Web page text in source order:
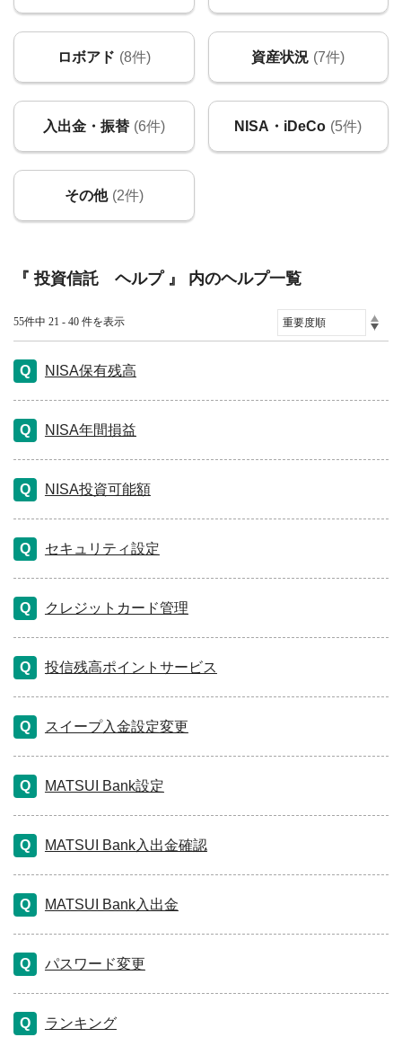
ロボアド (8件) 資産状況 (7件)
入出金・振替 (6件) NISA・iDeCo (5件)
その他 (2件)
『 投資信託 ヘルプ 』 内のヘルプ一覧
55件中 21 - 40 件を表示
NISA保有残高
NISA年間損益
NISA投資可能額
セキュリティ設定
クレジットカード管理
投信残高ポイントサービス
スイープ入金設定変更
MATSUI Bank設定
MATSUI Bank入出金確認
MATSUI Bank入出金
パスワード変更
ランキング